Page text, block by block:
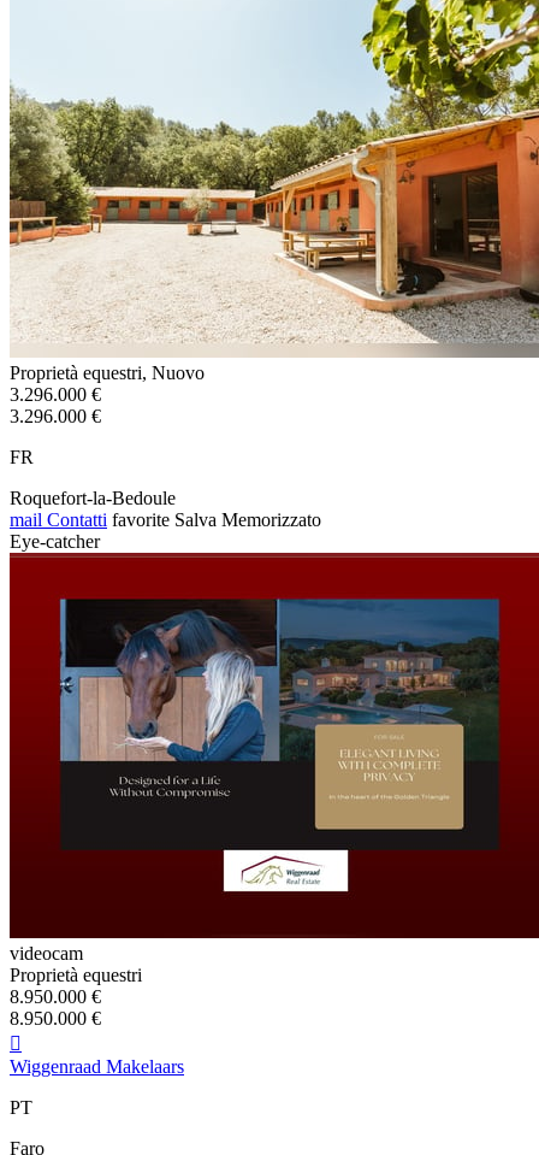
Proprietà equestri, Nuovo
3.296.000 €
3.296.000 €
FR
Roquefort-la-Bedoule
mail Contatti favorite Salva Memorizzato
Eye-catcher
videocam
Proprietà equestri
8.950.000 €
8.950.000 €

Wiggenraad Makelaars
PT
Faro